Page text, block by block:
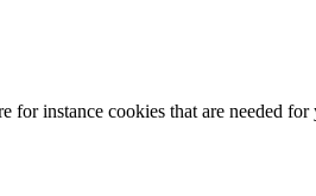
instance cookies that are needed for